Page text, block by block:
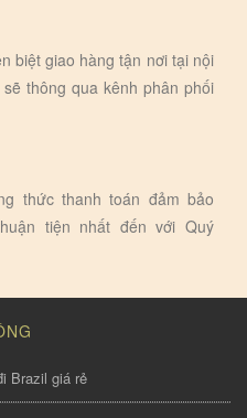
biệt giao hàng tận nơi tại nội
thông qua kênh phân phối
thức thanh toán đảm bảo
tiện nhất đến với Quý
Brazil giá rẻ